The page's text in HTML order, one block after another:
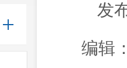
发
编辑